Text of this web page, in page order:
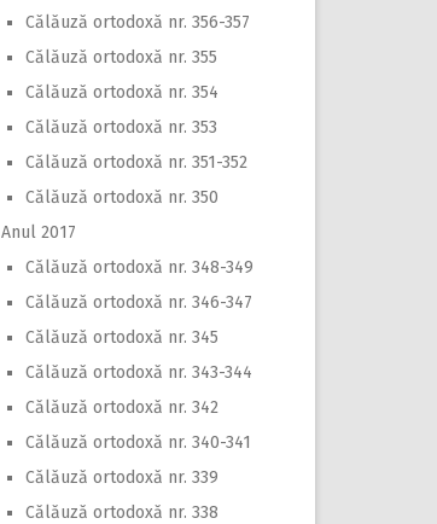
Călăuză ortodoxă nr. 356-357
Călăuză ortodoxă nr. 355
Călăuză ortodoxă nr. 354
Călăuză ortodoxă nr. 353
Călăuză ortodoxă nr. 351-352
Călăuză ortodoxă nr. 350
Anul 2017
Călăuză ortodoxă nr. 348-349
Călăuză ortodoxă nr. 346-347
Călăuză ortodoxă nr. 345
Călăuză ortodoxă nr. 343-344
Călăuză ortodoxă nr. 342
Călăuză ortodoxă nr. 340-341
Călăuză ortodoxă nr. 339
Călăuză ortodoxă nr. 338